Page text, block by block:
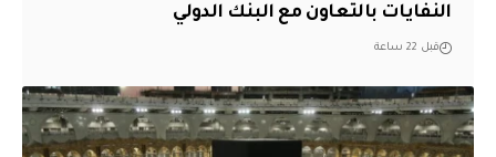
النفايات بالتعاون مع البنك الدولي
قبل 22 ساعة